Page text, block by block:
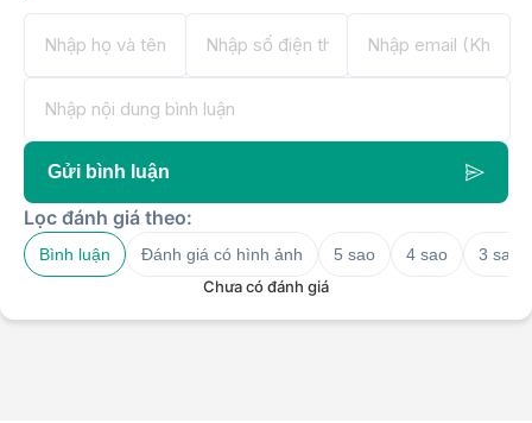
Gửi bình luận
Lọc đánh giá theo:
Bình luận Đánh giá có hình ảnh 5 sao 4 sao
3 sao
Chưa có đánh giá